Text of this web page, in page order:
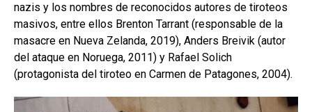
nazis y los nombres de reconocidos autores de tiroteos
masivos, entre ellos Brenton Tarrant (responsable de la
masacre en Nueva Zelanda, 2019), Anders Breivik (autor
del ataque en Noruega, 2011) y Rafael Solich
(protagonista del tiroteo en Carmen de Patagones, 2004).